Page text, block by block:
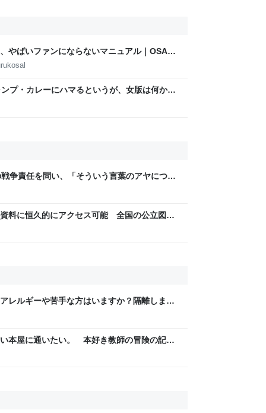
やばいファンにならないマニュアル｜OSAKA
プ・カレーにハマるというが、女版は何か？
てはまって笑った」
争責任を問い、「そういう言葉のアヤについ
まり研究もしてない…」との「迷答」を引き
料に恒久的にアクセス可能 全国の公立図書
・長野県のニュースサイト
レルギーや苦手な方はいますか？隔離します
という返答が来た
い本屋に通いたい。 本好き教師の冒険の記